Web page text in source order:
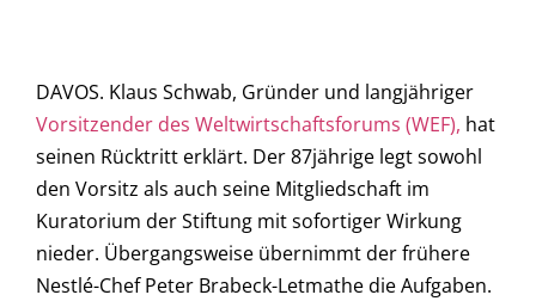
DAVOS. Klaus Schwab, Gründer und langjähriger
Vorsitzender des Weltwirtschaftsforums (WEF), hat
seinen Rücktritt erklärt. Der 87jährige legt sowohl
den Vorsitz als auch seine Mitgliedschaft im
Kuratorium der Stiftung mit sofortiger Wirkung
nieder. Übergangsweise übernimmt der frühere
Nestlé-Chef Peter Brabeck-Letmathe die Aufgaben.